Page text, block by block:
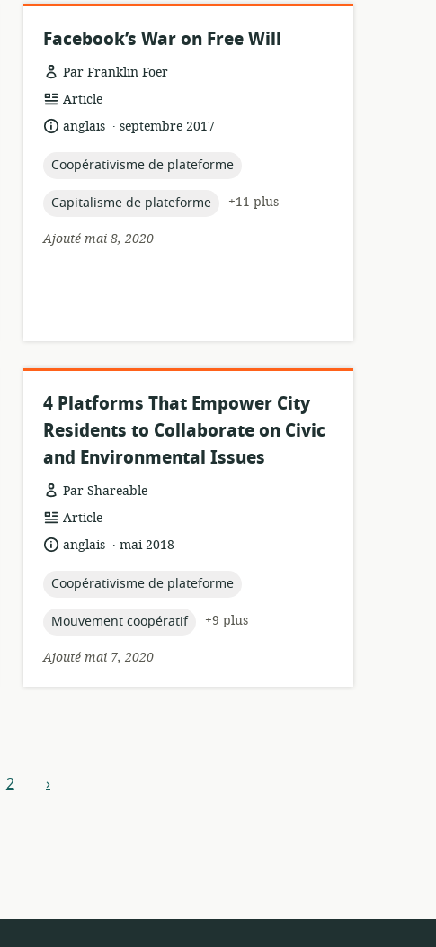
Facebook’s War on Free Will
Par Franklin Foer
Format
ressource:
Article
langue:
anglais .
date
publication:
septembre 2017
topic:
Coopérativisme de plateforme
topic:
Capitalisme de plateforme
+11 plus
Ajouté mai 8, 2020
4 Platforms That Empower City
Residents to Collaborate on Civic
and Environmental Issues
Par Shareable
Format
ressource:
Article
langue:
anglais .
date
publication:
mai 2018
topic:
Coopérativisme de plateforme
topic:
Mouvement coopératif
+9 plus
Ajouté mai 7, 2020
2 Suivant
›